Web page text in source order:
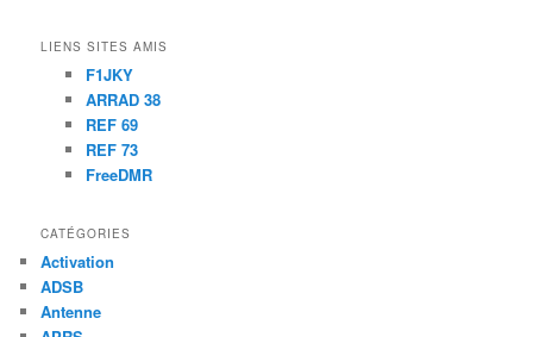
LIENS SITES AMIS
F1JKY
ARRAD 38
REF 69
REF 73
FreeDMR
CATÉGORIES
Activation
ADSB
Antenne